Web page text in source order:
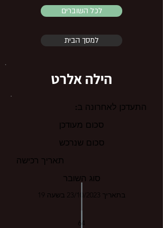
לכל השוברים
למסך הבית
הילה אלרט
התעדכן לאחרונה ב:
סכום מעודכן
סכום שנרכש
תאריך רכישה
סוג השובר
בתאריך 23/10/2023 בשעה 19
64